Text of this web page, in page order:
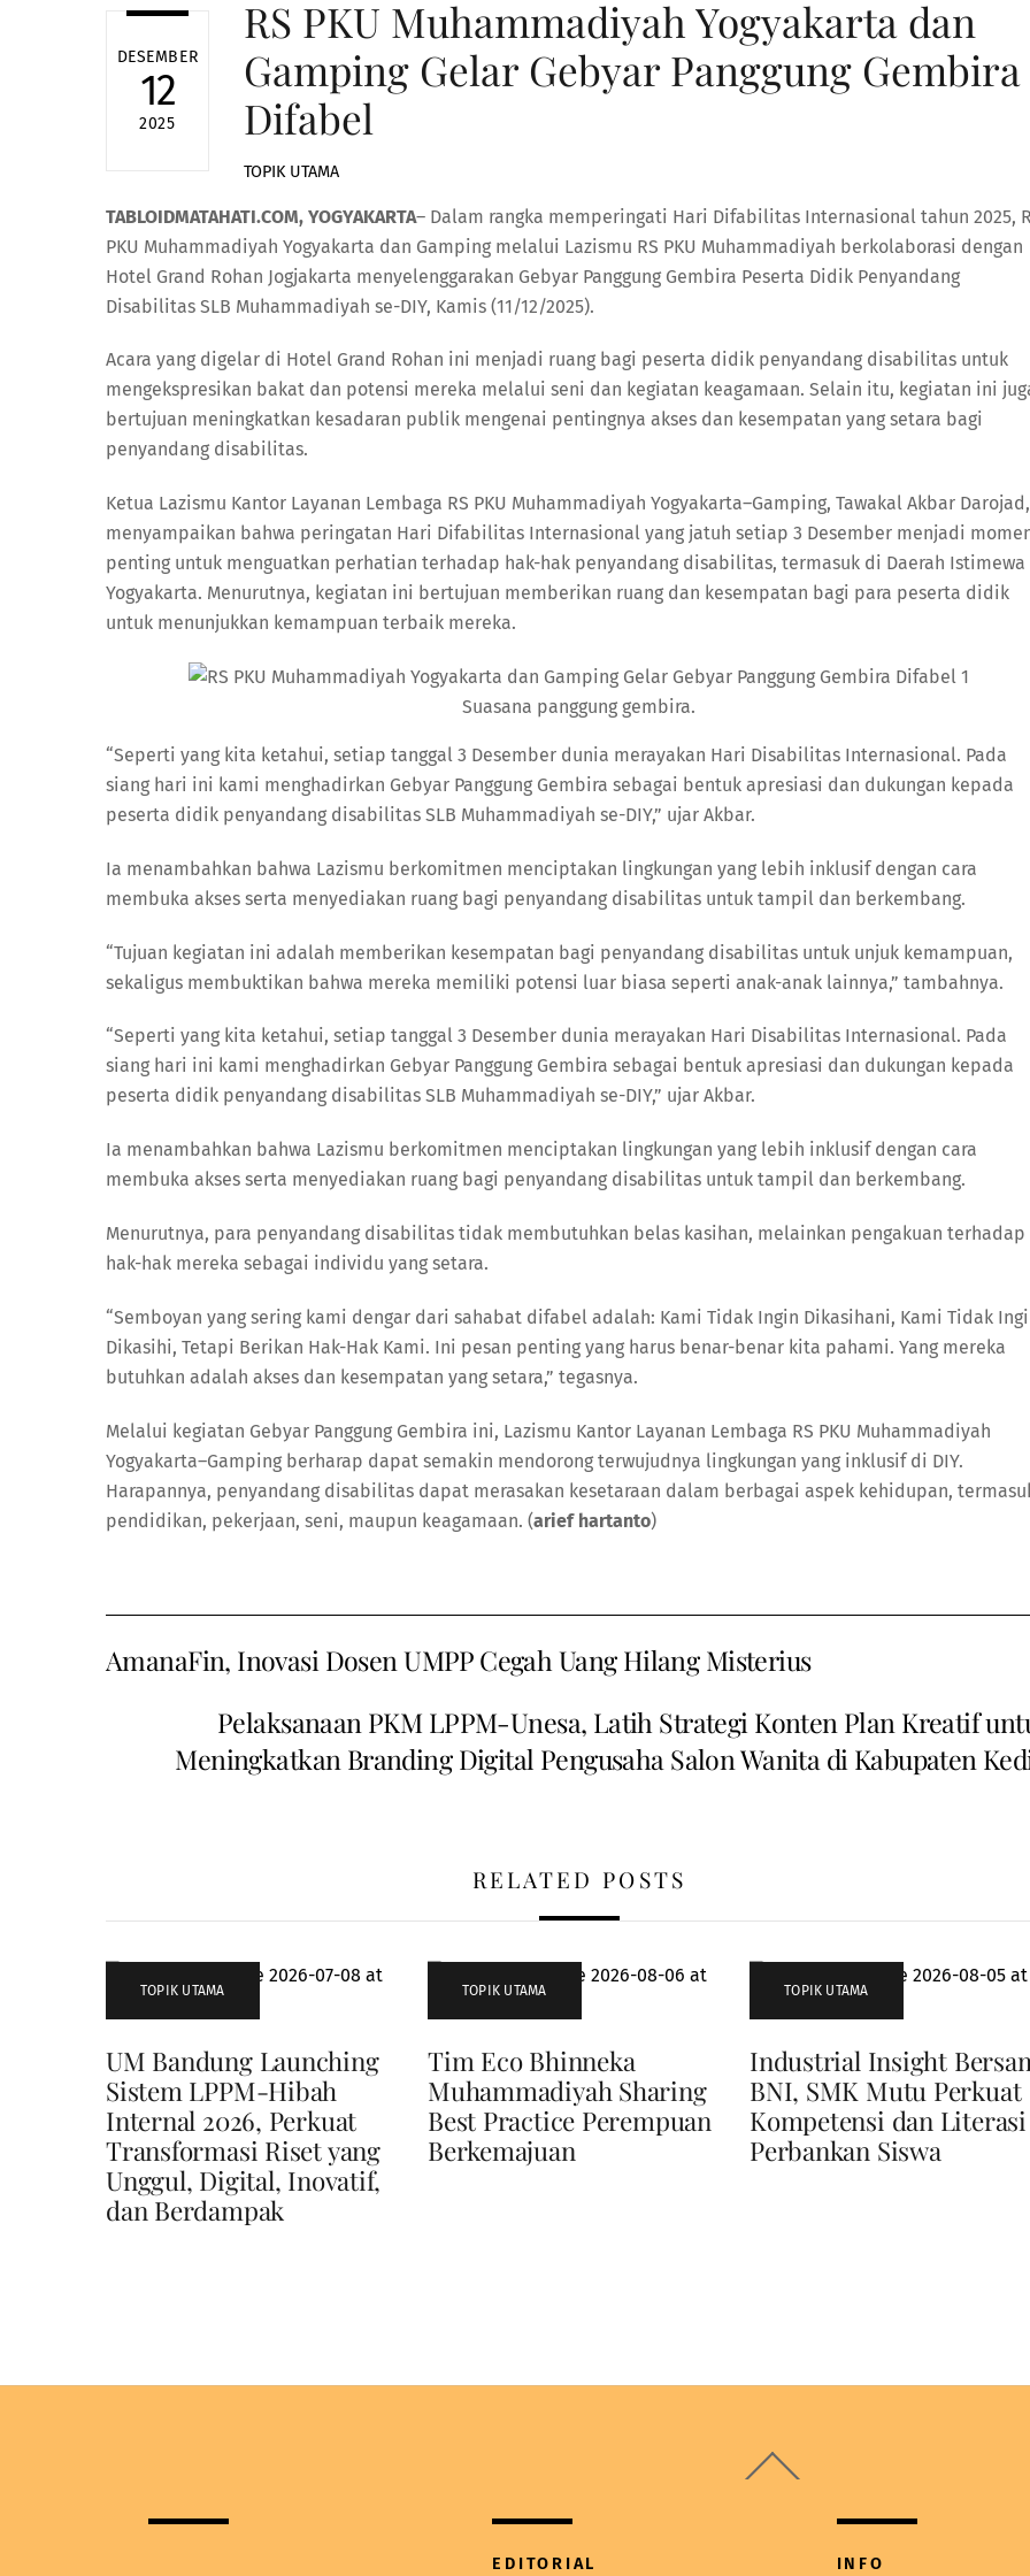
DESEMBER
12
2025
RS PKU Muhammadiyah Yogyakarta dan
Gamping Gelar Gebyar Panggung Gembira
Difabel
TOPIK UTAMA
TABLOIDMATAHATI.COM, YOGYAKARTA– Dalam rangka memperingati Hari Difabilitas Internasional tahun 2025,
PKU Muhammadiyah Yogyakarta dan Gamping melalui Lazismu RS PKU Muhammadiyah berkolaborasi dengan
Hotel Grand Rohan Jogjakarta menyelenggarakan Gebyar Panggung Gembira Peserta Didik Penyandang
Disabilitas SLB Muhammadiyah se-DIY, Kamis (11/12/2025).
Acara yang digelar di Hotel Grand Rohan ini menjadi ruang bagi peserta didik penyandang disabilitas untuk
mengekspresikan bakat dan potensi mereka melalui seni dan kegiatan keagamaan. Selain itu, kegiatan ini
bertujuan meningkatkan kesadaran publik mengenai pentingnya akses dan kesempatan yang setara bagi
penyandang disabilitas.
Ketua Lazismu Kantor Layanan Lembaga RS PKU Muhammadiyah Yogyakarta–Gamping, Tawakal Akbar Darojad,
menyampaikan bahwa peringatan Hari Difabilitas Internasional yang jatuh setiap 3 Desember menjadi
penting untuk menguatkan perhatian terhadap hak-hak penyandang disabilitas, termasuk di Daerah Istimewa
Yogyakarta. Menurutnya, kegiatan ini bertujuan memberikan ruang dan kesempatan bagi para peserta didik
untuk menunjukkan kemampuan terbaik mereka.
Suasana panggung gembira.
“Seperti yang kita ketahui, setiap tanggal 3 Desember dunia merayakan Hari Disabilitas Internasional. Pada
siang hari ini kami menghadirkan Gebyar Panggung Gembira sebagai bentuk apresiasi dan dukungan kepada
peserta didik penyandang disabilitas SLB Muhammadiyah se-DIY,” ujar Akbar.
Ia menambahkan bahwa Lazismu berkomitmen menciptakan lingkungan yang lebih inklusif dengan cara
membuka akses serta menyediakan ruang bagi penyandang disabilitas untuk tampil dan berkembang.
“Tujuan kegiatan ini adalah memberikan kesempatan bagi penyandang disabilitas untuk unjuk kemampuan,
sekaligus membuktikan bahwa mereka memiliki potensi luar biasa seperti anak-anak lainnya,” tambahnya.
“Seperti yang kita ketahui, setiap tanggal 3 Desember dunia merayakan Hari Disabilitas Internasional. Pada
siang hari ini kami menghadirkan Gebyar Panggung Gembira sebagai bentuk apresiasi dan dukungan kepada
peserta didik penyandang disabilitas SLB Muhammadiyah se-DIY,” ujar Akbar.
Ia menambahkan bahwa Lazismu berkomitmen menciptakan lingkungan yang lebih inklusif dengan cara
membuka akses serta menyediakan ruang bagi penyandang disabilitas untuk tampil dan berkembang.
Menurutnya, para penyandang disabilitas tidak membutuhkan belas kasihan, melainkan pengakuan terhadap
hak-hak mereka sebagai individu yang setara.
“Semboyan yang sering kami dengar dari sahabat difabel adalah: Kami Tidak Ingin Dikasihani, Kami Tidak
Dikasihi, Tetapi Berikan Hak-Hak Kami. Ini pesan penting yang harus benar-benar kita pahami. Yang mereka
butuhkan adalah akses dan kesempatan yang setara,” tegasnya.
Melalui kegiatan Gebyar Panggung Gembira ini, Lazismu Kantor Layanan Lembaga RS PKU Muhammadiyah
Yogyakarta–Gamping berharap dapat semakin mendorong terwujudnya lingkungan yang inklusif di DIY.
Harapannya, penyandang disabilitas dapat merasakan kesetaraan dalam berbagai aspek kehidupan,
pendidikan, pekerjaan, seni, maupun keagamaan. (arief hartanto)
AmanaFin, Inovasi Dosen UMPP Cegah Uang Hilang Misterius
Pelaksanaan PKM LPPM-Unesa, Latih Strategi Konten Plan Kreatif
Meningkatkan Branding Digital Pengusaha Salon Wanita di Kabupaten
RELATED POSTS
TOPIK UTAMA
UM Bandung Launching
Sistem LPPM-Hibah
Internal 2026, Perkuat
Transformasi Riset yang
Unggul, Digital, Inovatif,
dan Berdampak
TOPIK UTAMA
Tim Eco Bhinneka
Muhammadiyah Sharing
Best Practice Perempuan
Berkemajuan
TOPIK UTAMA
Industrial Insight
BNI, SMK Mutu Perkuat
Kompetensi dan Literasi
Perbankan Siswa
To
EDITORIAL INFO